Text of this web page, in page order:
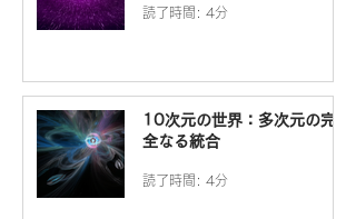
読了時間: 4分
10次元の世界：多次元の完
全なる統合
読了時間: 4分